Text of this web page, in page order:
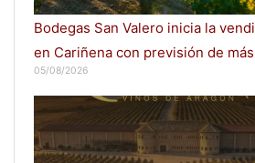
Bodegas San Valero inicia la
en Cariñena con previsión de
05/08/2026